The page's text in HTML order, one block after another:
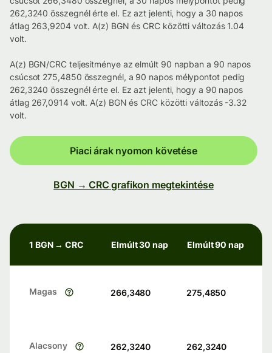
262,3240 összegnél érte el. Ez azt jelenti, hogy a 30 napos
átlag 263,9204 volt. A(z) BGN és CRC közötti változás 1.04
volt.
A(z) BGN/CRC teljesítménye az elmúlt 90 napban a 90 napos
csúcsot 275,4850 összegnél, a 90 napos mélypontot pedig
262,3240 összegnél érte el. Ez azt jelenti, hogy a 90 napos
átlag 267,0914 volt. A(z) BGN és CRC közötti változás -3.32
volt.
Piaci árak nyomon követése
BGN → CRC grafikon megtekintése
1 BGN → CRC Elmúlt 30 nap Elmúlt 90 nap
Magas 266,3480 275,4850
Alacsony 262,3240 262,3240